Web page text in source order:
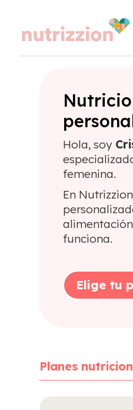
Hola, soy
femenina.
En
funciona.
Elige tu
Planes